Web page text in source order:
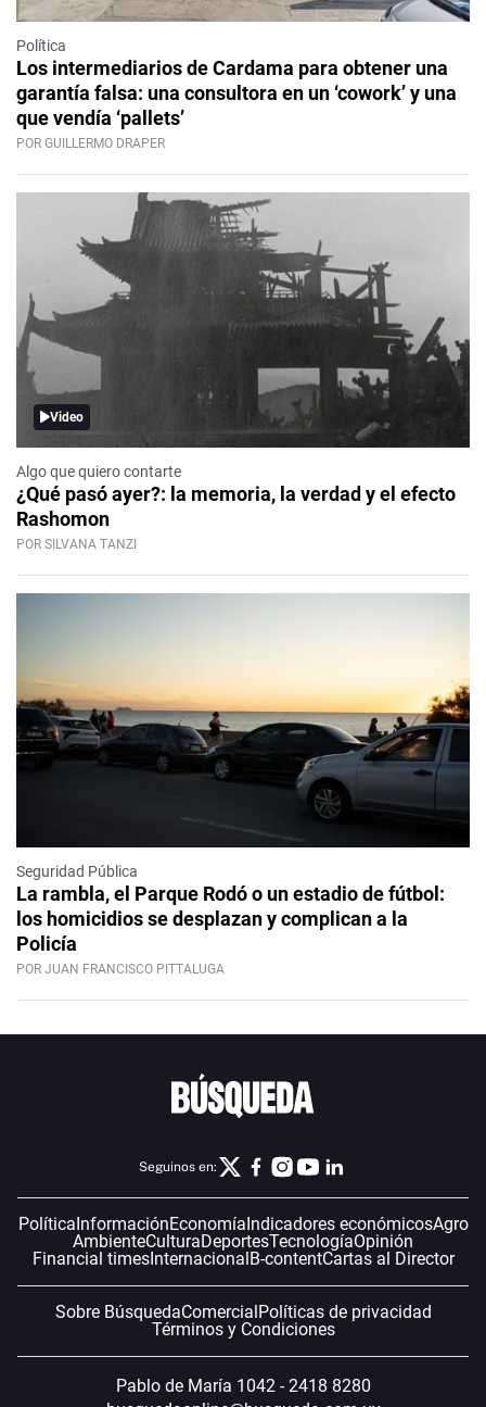
Política
Los intermediarios de Cardama para obtener una
garantía falsa: una consultora en un ‘cowork’ y una
que vendía ‘pallets’
POR GUILLERMO DRAPER
Video
Algo que quiero contarte
¿Qué pasó ayer?: la memoria, la verdad y el efecto
Rashomon
POR SILVANA TANZI
Seguridad Pública
La rambla, el Parque Rodó o un estadio de fútbol:
los homicidios se desplazan y complican a la
Policía
POR JUAN FRANCISCO PITTALUGA
Seguinos en:
Política InformaciónEconomía Indicadores económicosAgro
AmbienteCulturaDeportesTecnologíaOpinión
Financial timesInternacional B-contentCartas al Director
Sobre BúsquedaComercial Políticas de privacidad
Términos y Condiciones
Pablo de María 1042 - 2418 8280